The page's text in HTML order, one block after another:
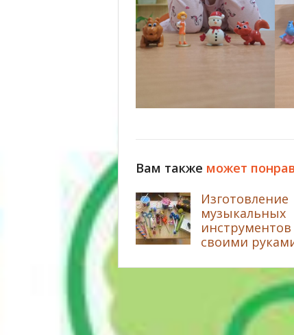
Вам также может
Изготовление
музыкальных
инструментов
своими